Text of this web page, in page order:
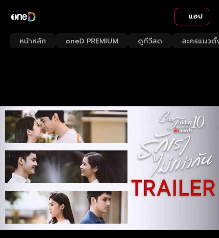
แอป
หน้าหลัก oneD PREMIUM ดูทีวีสด ละครแนวตั้